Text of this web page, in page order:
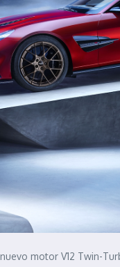
motor V12 Twin-